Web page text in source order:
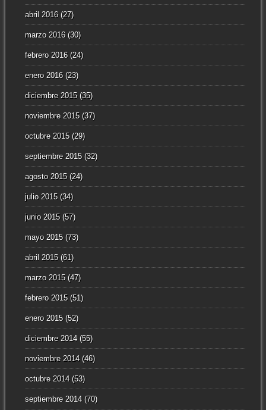
abril 2016(27)
marzo 2016(30)
febrero 2016(24)
enero 2016(23)
diciembre 2015(35)
noviembre 2015(37)
octubre 2015(29)
septiembre 2015(32)
agosto 2015(24)
julio 2015(34)
junio 2015(57)
mayo 2015(73)
abril 2015(61)
marzo 2015(47)
febrero 2015(51)
enero 2015(52)
diciembre 2014(55)
noviembre 2014(46)
octubre 2014(53)
septiembre 2014(70)